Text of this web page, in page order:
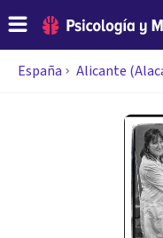
España Alicante